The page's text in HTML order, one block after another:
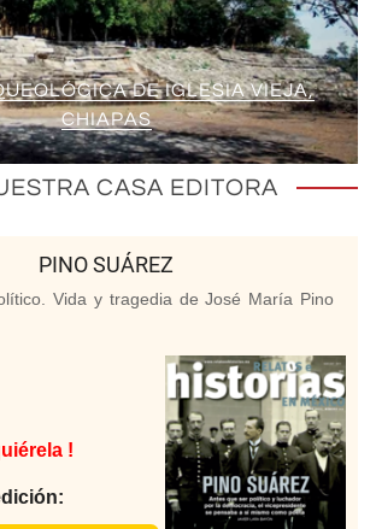
DE IGLESIA VIEJA,
CHIAPAS
CASA EDITORA
PINO SUÁREZ
Vida y tragedia de José María Pino
!